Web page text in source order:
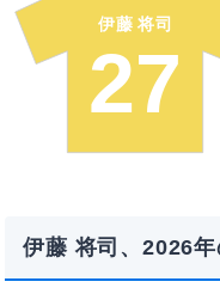
伊藤 将司
27
伊藤 将司、2026